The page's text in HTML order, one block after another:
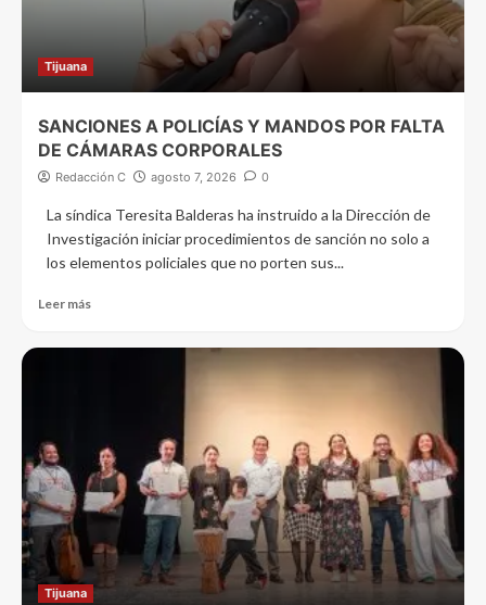
Tijuana
SANCIONES A POLICÍAS Y MANDOS POR FALTA
DE CÁMARAS CORPORALES
Redacción C agosto 7, 2026 0
La síndica Teresita Balderas ha instruido a la Dirección de
Investigación iniciar procedimientos de sanción no solo a
los elementos policiales que no porten sus...
Leer más
Tijuana